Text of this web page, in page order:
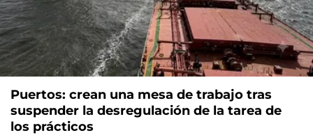
Puertos: crean una mesa de trabajo tras
suspender la desregulación de la tarea de
los prácticos